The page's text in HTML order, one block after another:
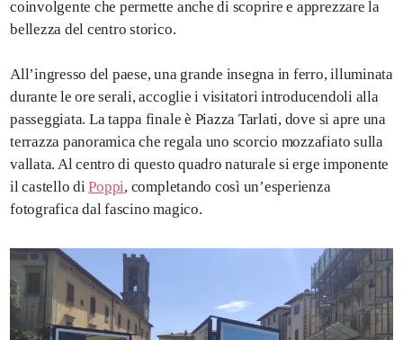
coinvolgente che permette anche di scoprire e apprezzare la
bellezza del centro storico.
All’ingresso del paese, una grande insegna in ferro, illuminata
durante le ore serali, accoglie i visitatori introducendoli alla
passeggiata. La tappa finale è Piazza Tarlati, dove si apre una
terrazza panoramica che regala uno scorcio mozzafiato sulla
vallata. Al centro di questo quadro naturale si erge imponente
il castello diPoppi, completando così un’esperienza
fotografica dal fascino magico.